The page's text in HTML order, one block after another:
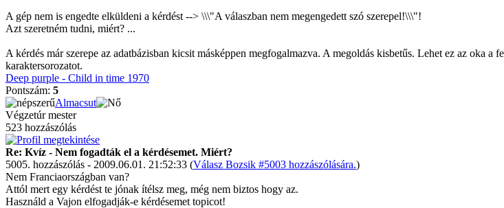
A gép nem is engedte elküldeni a kérdést --> \\\"A válaszban nem megengedett szó szerepel!\\\"!
Azt szeretném tudni, miért? ...
A kérdés már szerepe az adatbázisban kicsit másképpen megfogalmazva. A megoldás kisbetűs. Lehet ez az oka a
karaktersorozatot.
Deep purple - Child in time 1970
Pontszám: 5
Almacsut
Végzetúr mester
523 hozzászólás
Re: Kvíz - Nem fogadták el a kérdésemet. Miért?
5005. hozzászólás - 2009.06.01. 21:52:33 (Válasz Bozsik #5003 hozzászólására.)
Nem Franciaországban van?
Attól mert egy kérdést te jónak ítélsz meg, még nem biztos hogy az.
Használd a Vajon elfogadják-e kérdésemet topicot!